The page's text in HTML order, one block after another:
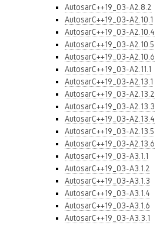
AutosarC++19_03-A2.8.2
AutosarC++19_03-A2.10.1
AutosarC++19_03-A2.10.4
AutosarC++19_03-A2.10.5
AutosarC++19_03-A2.10.6
AutosarC++19_03-A2.11.1
AutosarC++19_03-A2.13.1
AutosarC++19_03-A2.13.2
AutosarC++19_03-A2.13.3
AutosarC++19_03-A2.13.4
AutosarC++19_03-A2.13.5
AutosarC++19_03-A2.13.6
AutosarC++19_03-A3.1.1
AutosarC++19_03-A3.1.2
AutosarC++19_03-A3.1.3
AutosarC++19_03-A3.1.4
AutosarC++19_03-A3.1.6
AutosarC++19_03-A3.3.1